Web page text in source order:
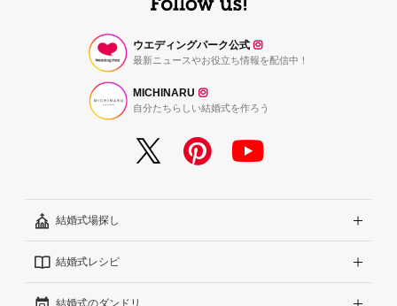
ウエディングパーク公式
最新ニュースやお役立ち情報を配信中！
MICHINARU
自分たちらしい結婚式を作ろう
結婚式場探し
エリアから探す
結婚式レシピ